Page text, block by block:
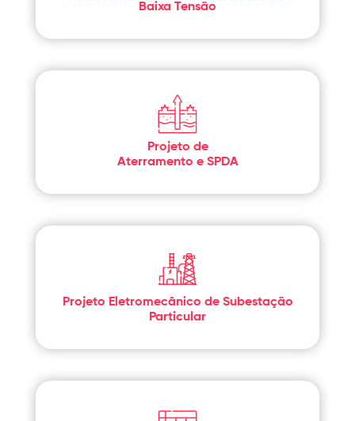
Baixa Tensão
Projeto de
Aterramento e SPDA
Projeto Eletromecânico de Subestação
Particular